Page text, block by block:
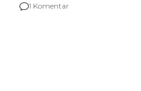
agar Dana Tidak Hangus!
1 Komentar